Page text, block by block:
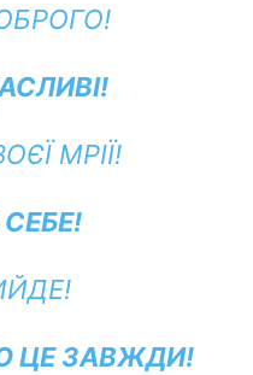
МРІЇ!
СЕБЕ!
ЦЕ ЗАВЖДИ!